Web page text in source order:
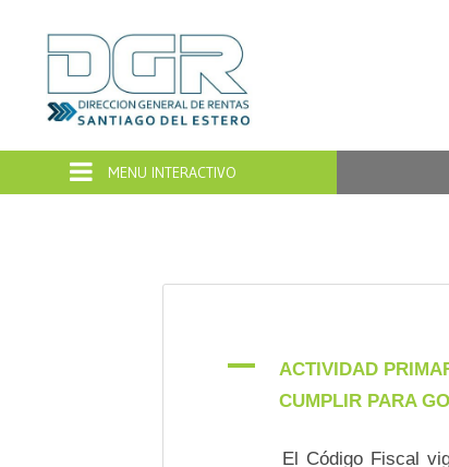
Santiago
del
Estero
A
ACTIVIDAD
CUMPLIR PARA
El Código Fiscal